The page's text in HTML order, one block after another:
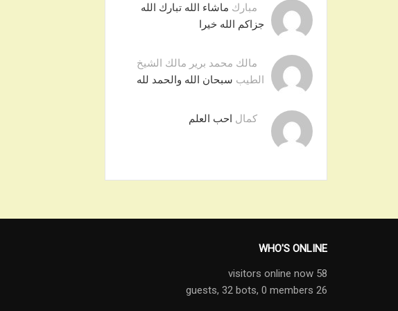
مبارك ماشاء الله تبارك الله
جزاكم الله خيرا
مالك محمد برير مالك الشيخ
الطيب سبحان الله والحمد لله
كمال احب العلم
WHO'S ONLINE
58 visitors online now
26 guests,
32 bots, 0 members